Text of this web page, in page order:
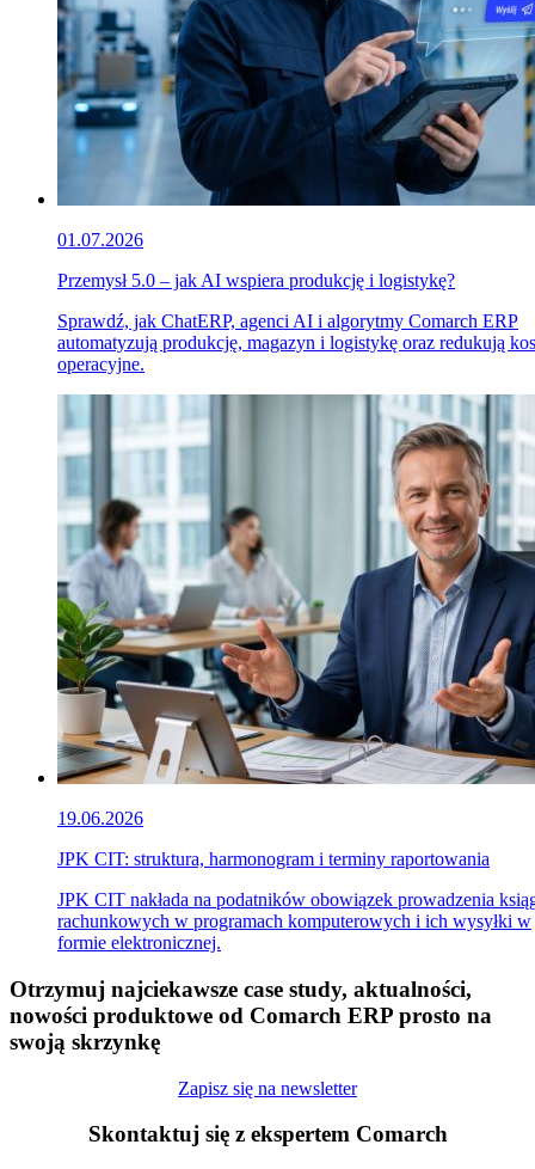
01.07.2026
Przemysł 5.0 – jak AI wspiera produkcję i logistykę?
Sprawdź, jak ChatERP, agenci AI i algorytmy Comarch ERP
automatyzują produkcję, magazyn i logistykę oraz redukują
operacyjne.
19.06.2026
JPK CIT: struktura, harmonogram i terminy raportowania
JPK CIT nakłada na podatników obowiązek prowadzenia
rachunkowych w programach komputerowych i ich wysyłki w
formie elektronicznej.
Otrzymuj najciekawsze case study, aktualności,
nowości produktowe od Comarch ERP prosto na
swoją skrzynkę
Zapisz się na newsletter
Skontaktuj się z ekspertem Comarch